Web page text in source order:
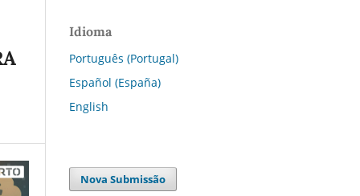
Idioma
Português (Portugal)
Español (España)
English
Nova Submissão